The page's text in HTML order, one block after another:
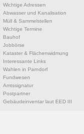
Wichtige Adressen
Abwasser und Kanalisation
Müll & Sammelstellen
Wichtige Termine
Bauhof
Jobbörse
Kataster & Flächenwidmung
Interessante Links
Wahlen in Parndorf
Fundwesen
Amtssignatur
Postpartner
Gebäudeinventar laut EED III